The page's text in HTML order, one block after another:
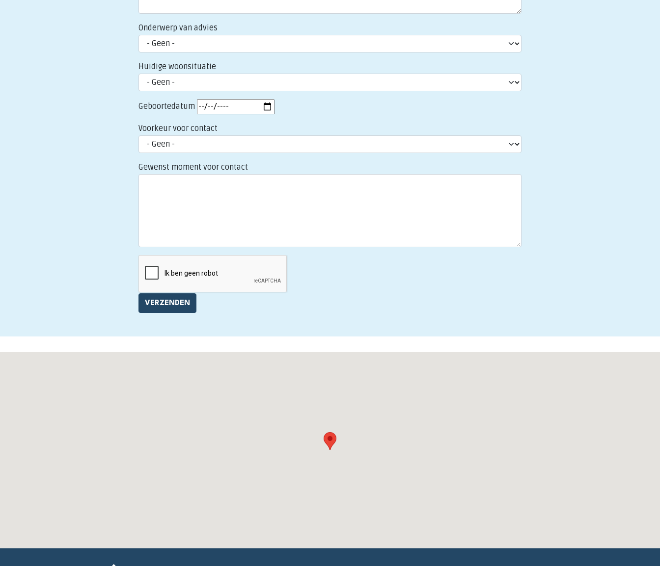
Onderwerp van advies
Huidige woonsituatie
Geboortedatum
Voorkeur voor contact
Gewenst moment voor contact